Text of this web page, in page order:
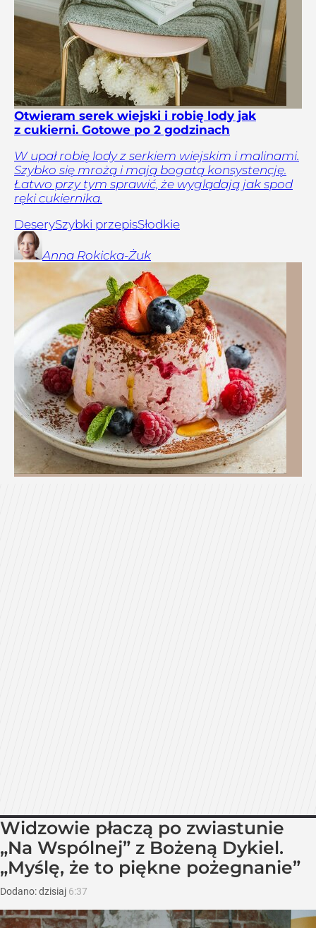
Otwieram serek wiejski i robię lody jak
z cukierni. Gotowe po 2 godzinach
W upał robię lody z serkiem wiejskim i malinami.
Szybko się mrożą i mają bogatą konsystencję.
Łatwo przy tym sprawić, że wyglądają jak spod
ręki cukiernika.
DeserySzybki przepisSłodkie
Anna Rokicka-Żuk
Widzowie płaczą po zwiastunie
„Na Wspólnej” z Bożeną Dykiel.
„Myślę, że to piękne pożegnanie”
Dodano:dzisiaj 6:37